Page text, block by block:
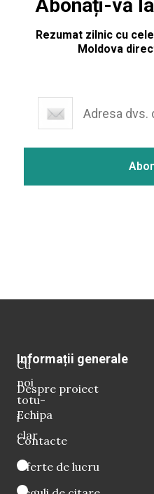
Abonați-vă
Rezumat zilnic cu
Moldova
Cu
noi
totu-
i
clar
Informații generale
Despre proiect
Echipa
Contacte
Oferte de lucru